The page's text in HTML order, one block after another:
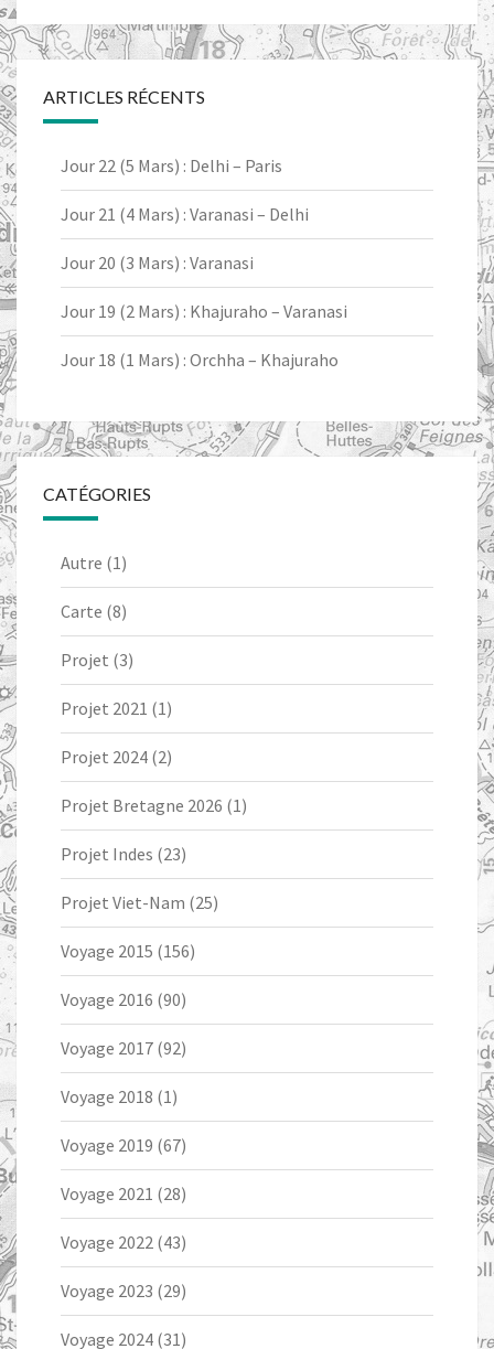
ARTICLES RÉCENTS
Jour 22 (5 Mars) : Delhi – Paris
Jour 21 (4 Mars) : Varanasi – Delhi
Jour 20 (3 Mars) : Varanasi
Jour 19 (2 Mars) : Khajuraho – Varanasi
Jour 18 (1 Mars) : Orchha – Khajuraho
CATÉGORIES
Autre (1)
Carte (8)
Projet (3)
Projet 2021 (1)
Projet 2024 (2)
Projet Bretagne 2026 (1)
Projet Indes (23)
Projet Viet-Nam (25)
Voyage 2015 (156)
Voyage 2016 (90)
Voyage 2017 (92)
Voyage 2018 (1)
Voyage 2019 (67)
Voyage 2021 (28)
Voyage 2022 (43)
Voyage 2023 (29)
Voyage 2024 (31)